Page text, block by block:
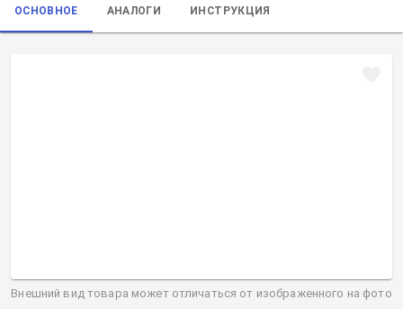
ОСНОВНОЕ АНАЛОГИ ИНСТРУКЦИЯ
Внешний вид товара может отличаться от изображенного на фото